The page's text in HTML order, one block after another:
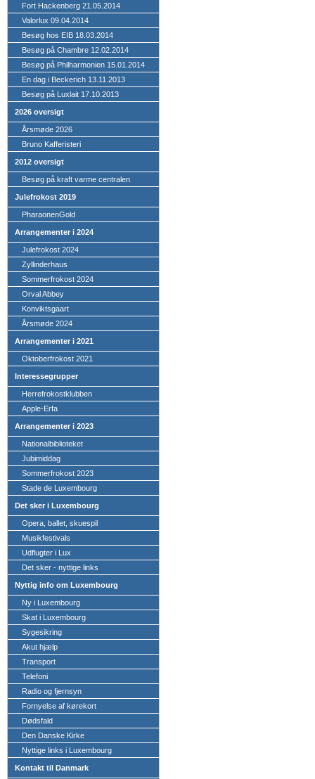
Fort Hackenberg 21.05.2014
Valorlux 09.04.2014
Besøg hos EIB 18.03.2014
Besøg på Chambre 12.02.2014
Besøg på Philharmonien 15.01.2014
En dag i Beckerich 13.11.2013
Besøg på Luxlait 17.10.2013
2026 oversigt
Årsmøde 2026
Bruno Kafferisteri
2012 oversigt
Besøg på kraft varme centralen
Julefrokost 2019
PharaonenGold
Arrangementer i 2024
Julefrokost 2024
Zyllinderhaus
Sommerfrokost 2024
Orval Abbey
Konviktsgaart
Årsmøde 2024
Arrangementer i 2021
Oktoberfrokost 2021
Interessegrupper
Herrefrokostklubben
Apple-Erfa
Arrangementer i 2023
Nationalbiblioteket
Jubimiddag
Sommerfrokost 2023
Stade de Luxembourg
Det sker i Luxembourg
Opera, ballet, skuespil
Musikfestivals
Udflugter i Lux
Det sker - nyttige links
Nyttig info om Luxembourg
Ny i Luxembourg
Skat i Luxembourg
Sygesikring
Akut hjælp
Transport
Telefoni
Radio og fjernsyn
Fornyelse af kørekort
Dødsfald
Den Danske Kirke
Nyttige links i Luxembourg
Kontakt til Danmark